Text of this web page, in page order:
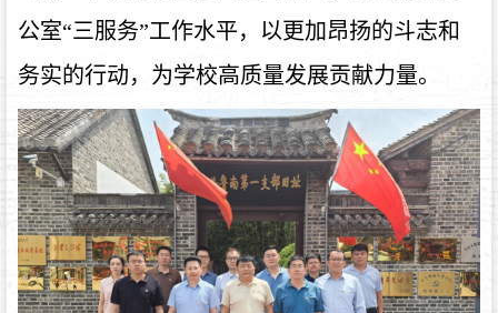
公室“三服务”工作水平，以更加昂扬的斗志和
务实的行动，为学校高质量发展贡献力量。